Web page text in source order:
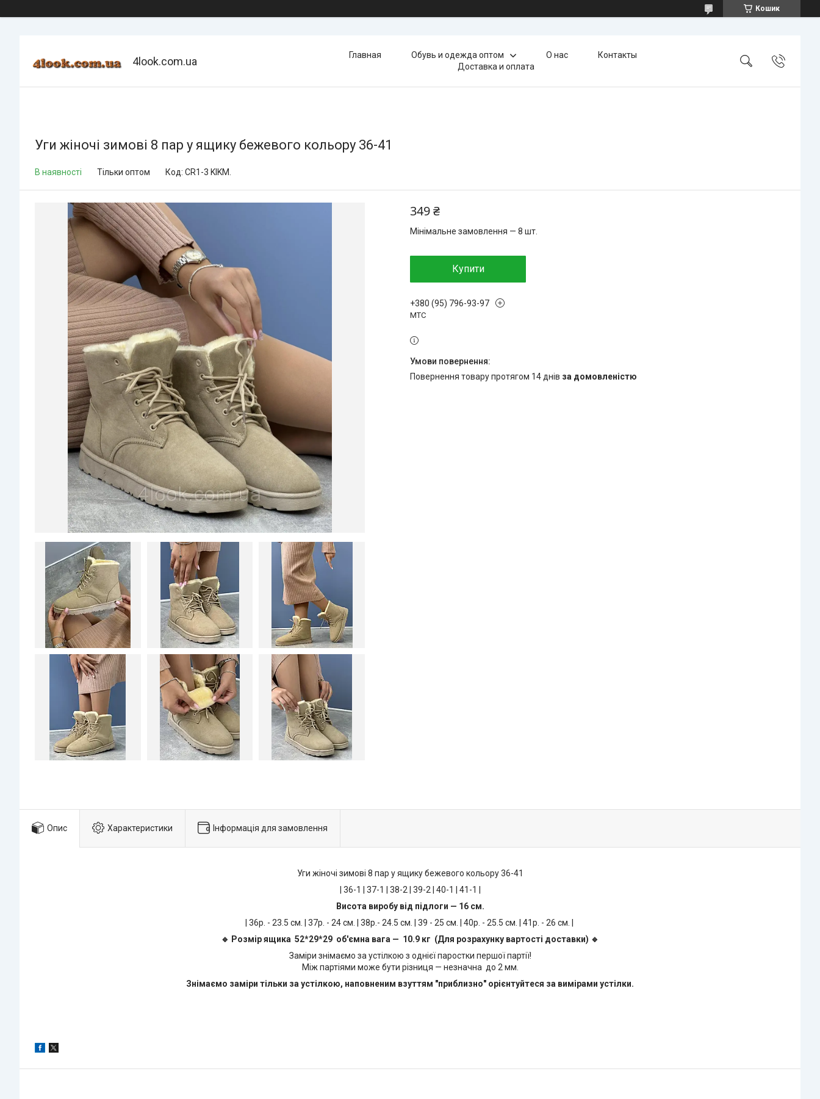
Кошик
4look.com.ua Главная Обувь и одежда оптом О нас
Контакты
Доставка и оплата
Уги жіночі зимові 8 пар у ящику бежевого кольору 36-41
В наявності Тільки оптом Код: CR1-3 KIKM.
349 ₴
Мінімальне замовлення — 8 шт.
Купити
+380 (95) 796-93-97
МТС
повернення товару протягом 14 днів за домовленістю
Опис Характеристики Інформація для замовлення
Уги жіночі зимові 8 пар у ящику бежевого кольору 36-41
| 36-1 | 37-1 | 38-2 | 39-2 | 40-1 | 41-1 |
Висота виробу від підлоги — 16 см.
| 36р. - 23.5 см. | 37р. - 24 см. | 38р.- 24.5 см. | 39 - 25 см. | 40р. - 25.5 см. | 41р. - 26 см. |
🔹 Розмір ящика 52*29*29 об'ємна вага — 10.9 кг (Для розрахунку вартості доставки) 🔹
Заміри знімаємо за устілкою з однієї паростки першої партії!
Між партіями може бути різниця — незначна до 2 мм.
Знімаємо заміри тільки за устілкою, наповненим взуттям "приблизно" орієнтуйтеся за вимірами устілки.